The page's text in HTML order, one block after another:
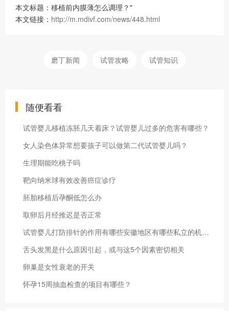
本文标题：移植前内膜薄怎么调理？"
本文链接： http://m.mdivf.com/news/448.html
磨丁新闻 试管攻略 试管知识
随便看看
试管婴儿移植冻胚几天着床？试管婴儿过多的危害有哪些？
女人染色体异常想要孩子可以做第二代试管婴儿吗？
生理期能吃桃子吗
靶向纳米球有效改善癌症诊疗
胚胎移植后孕酮低怎么办
取卵后月经推迟是否正常
试管婴儿打防排针的作用有哪些安徽地区有哪些私立的机构可以做试管技术
舌头发黑是什么原因引起，或与这5个因素密切相关
卵巢是女性衰老的开关
怀孕15周抽血检查的项目有哪些？